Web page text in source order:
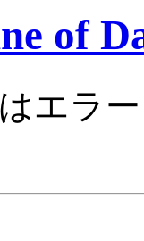
of
エラ